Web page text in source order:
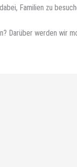
Familien zu
Darüber werden wir